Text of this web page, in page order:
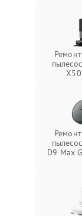
D9 Max